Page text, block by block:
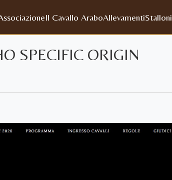
Il Cavallo AraboAllevamentiStalloni
SPECIFIC ORIGIN